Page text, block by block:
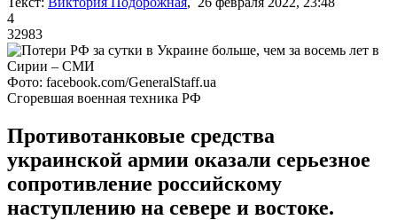
4
32983
Фото: facebook.com/GeneralStaff.ua
Сгоревшая военная техника РФ
Противотанковые средства
украинской армии оказали серьезное
сопротивление российскому
наступлению на севере и востоке.